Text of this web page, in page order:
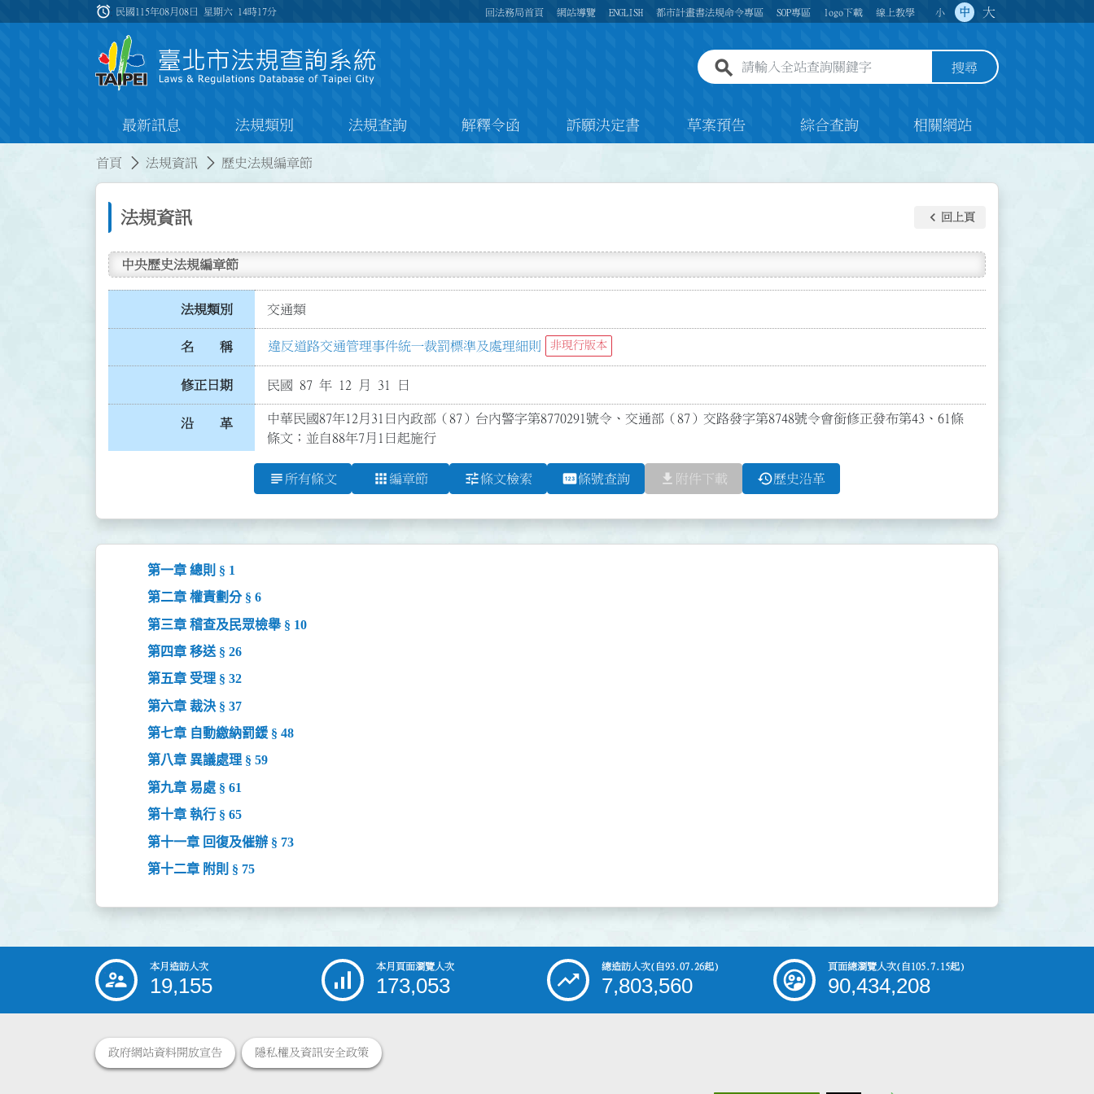
:::
alarm 民國115年08月08日 星期六 14時17分 回法務局首頁 網站導覽 ENGLISH 都市計畫書法規命令專區 SOP專區 logo下載 線上教學 小 中 大
全站查詢關鍵字欄位 搜尋
最新訊息 法規類別 法規查詢 解釋令函 訴願決定書 草案預告 綜合查詢 相關網站
首頁 法規資訊 歷史法規編章節
法規資訊 keyboard_arrow_left 回上頁
中央歷史法規編章節
法規類別 交通類
名 稱 違反道路交通管理事件統一裁罰標準及處理細則 非現行版本
修正日期 民國 87 年 12 月 31 日
沿 革
中華民國87年12月31日內政部（87）台內警字第8770291號令、交通部（87）交路發字第8748號令會銜修正發布第43、61條
條文；並自88年7月1日起施行
subject 所有條文 apps 編章節 tune條文檢索 pin條號查詢 file_download 附件下載 history歷史沿革
第一章 總則 § 1
第二章 權責劃分 § 6
第三章 稽查及民眾檢舉 § 10
第四章 移送 § 26
第五章 受理 § 32
第六章 裁決 § 37
第七章 自動繳納罰鍰 § 48
第八章 異議處理 § 59
第九章 易處 § 61
第十章 執行 § 65
第十一章 回復及催辦 § 73
第十二章 附則 § 75
::: 本月造訪人次
19,155
本月頁面瀏覽人次
173,053
總造訪人次(自93.07.26起)
7,803,560
頁面總瀏覽人次(自105.7.15起)
90,434,208
政府網站資料開放宣告 隱私權及資訊安全政策